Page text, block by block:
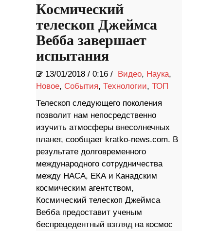
Космический
телескоп Джеймса
Вебба завершает
испытания
13/01/2018 / 0:16 / Видео, Наука,
Новое, События, Технологии, ТОП
Телескоп следующего поколения
позволит нам непосредственно
изучить атмосферы внесолнечных
планет, сообщает kratko-news.com. В
результате долговременного
международного сотрудничества
между НАСА, ЕКА и Канадским
космическим агентством,
Космический телескоп Джеймса
Вебба предоставит ученым
беспрецедентный взгляд на космос